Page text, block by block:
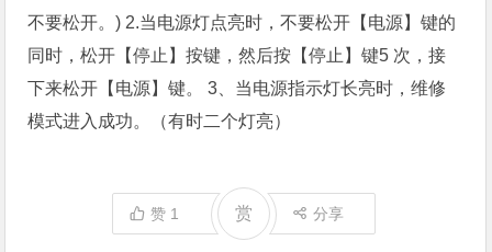
不要松开。) 2.当电源灯点亮时，不要松开【电源】键的
同时，松开【停止】按键，然后按【停止】键5 次，接
下来松开【电源】键。 3、当电源指示灯长亮时，维修
模式进入成功。（有时二个灯亮）
赞 1 赏 分享